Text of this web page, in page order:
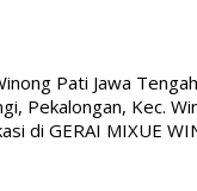
Pati Jawa
Pekalongan, Kec.
di GERAI MIXUE